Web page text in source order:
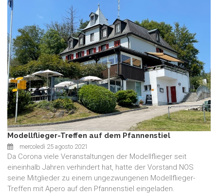
Modellflieger-Treffen auf dem Pfannenstiel
mercoledì 25 agosto 2021
Da Corona viele Veranstaltungen der Modellflieger seit
eineinhalb Jahren verhindert hat, hatte der Vorstand NOS
seine Mitglieder zu einem ungezwungenen Modellflieger-
Treffen mit Apero auf den Pfannenstiel eingeladen.